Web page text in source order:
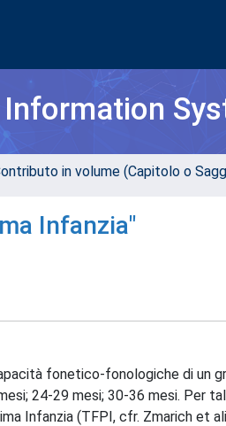
in volume (Capitolo o
Infanzia"
fonetico-fonologiche di un
24-29 mesi; 30-36 mesi. Per
Infanzia (TFPI, cfr. Zmarich et